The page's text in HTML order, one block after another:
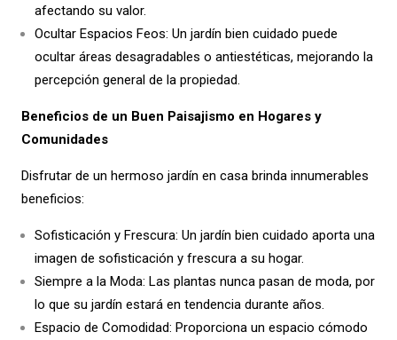
afectando su valor.
Ocultar Espacios Feos: Un jardín bien cuidado puede
ocultar áreas desagradables o antiestéticas, mejorando la
percepción general de la propiedad.
Beneficios de un Buen Paisajismo en Hogares y
Comunidades
Disfrutar de un hermoso jardín en casa brinda innumerables
beneficios:
Sofisticación y Frescura: Un jardín bien cuidado aporta una
imagen de sofisticación y frescura a su hogar.
Siempre a la Moda: Las plantas nunca pasan de moda, por
lo que su jardín estará en tendencia durante años.
Espacio de Comodidad: Proporciona un espacio cómodo